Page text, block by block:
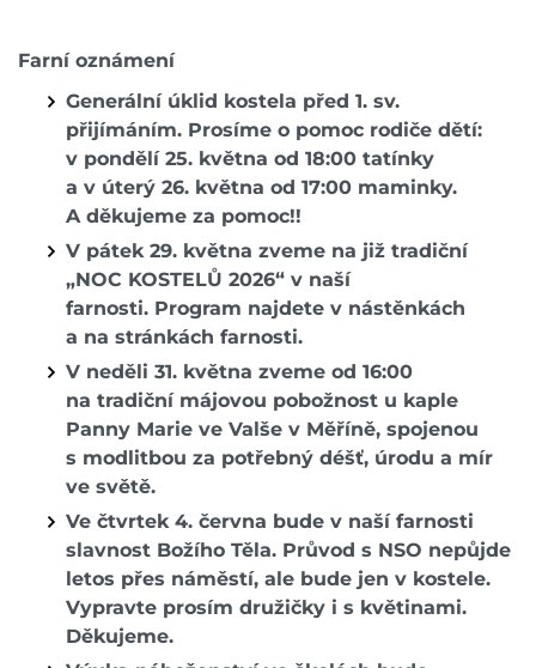
Farní oznámení
Generální úklid kostela před 1. sv.
přijímáním. Prosíme o pomoc rodiče dětí:
v pondělí 25. května od 18:00 tatínky
a v úterý 26. května od 17:00 maminky.
A děkujeme za pomoc!!
V pátek 29. května zveme na již tradiční
„NOC KOSTELŮ 2026“ v naší
farnosti. Program najdete v nástěnkách
a na stránkách farnosti.
V neděli 31. května zveme od 16:00
na tradiční májovou pobožnost u kaple
Panny Marie ve Valše v Měříně, spojenou
s modlitbou za potřebný déšť, úrodu a mír
ve světě.
Ve čtvrtek 4. června bude v naší farnosti
slavnost Božího Těla. Průvod s NSO nepůjde
letos přes náměstí, ale bude jen v kostele.
Vypravte prosím družičky i s květinami.
Děkujeme.